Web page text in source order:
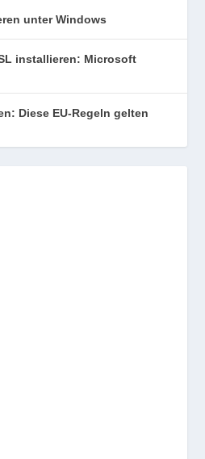
unter Windows
installieren: Microsoft
Diese EU-Regeln gelten